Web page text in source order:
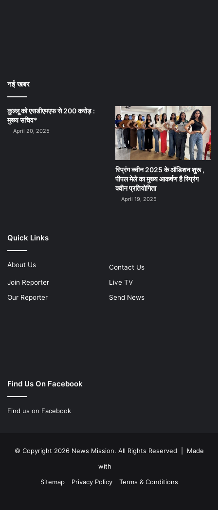
About Us
Join Reporter
Live TV
Our Reporter
Send News
Sitemap
Privacy Policy Terms & Conditions
FacebookTwitterYouTube